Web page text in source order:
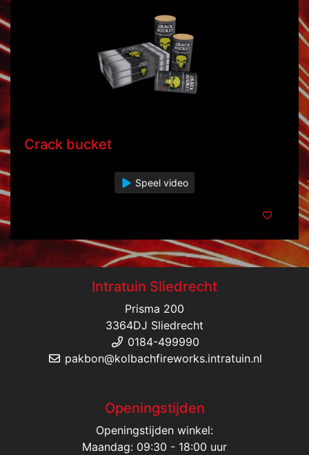
Crack bucket
Speel video
Intratuin Sliedrecht
Prisma 200
3364DJ Sliedrecht
0184-499990
pakbon@kolbachfireworks.intratuin.nl
Openingstijden
Openingstijden winkel:
Maandag: 09:30 - 18:00 uur